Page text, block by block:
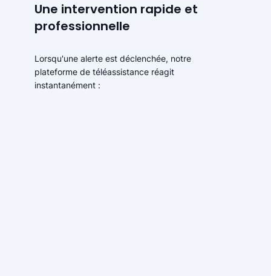
Une intervention rapide et
professionnelle
Lorsqu'une alerte est déclenchée, notre
plateforme de téléassistance réagit
instantanément :